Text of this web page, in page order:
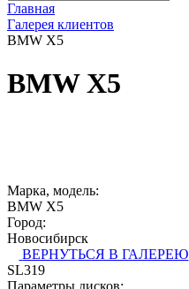
Главная
Галерея клиентов
BMW X5
BMW X5
Марка, модель:
BMW X5
Город:
Новосибирск
ВЕРНУТЬСЯ В ГАЛЕРЕЮ
SL319
Параметры дисков: